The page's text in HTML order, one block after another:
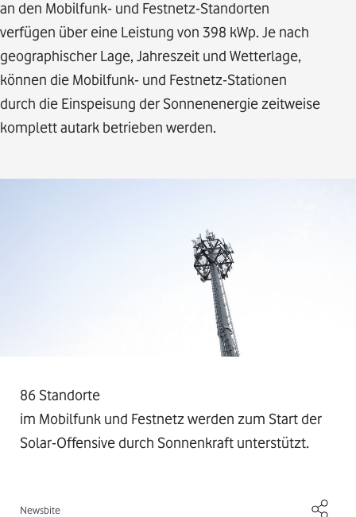
an den Mobilfunk- und Festnetz-Standorten
verfügen über eine Leistung von 398 kWp. Je nach
geographischer Lage, Jahreszeit und Wetterlage,
können die Mobilfunk- und Festnetz-Stationen
durch die Einspeisung der Sonnenenergie zeitweise
komplett autark betrieben werden.
86 Standorte
im Mobilfunk und Festnetz werden zum Start der
Solar-Offensive durch Sonnenkraft unterstützt.
Newsbite